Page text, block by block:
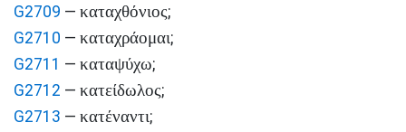
G2709 — καταχθόνιος;
G2710 — καταχράομαι;
G2711 — καταψύχω;
G2712 — κατείδωλος;
G2713 — κατέναντι;